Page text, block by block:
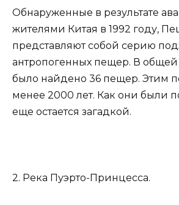
Обнаруженные в результате
жителями Китая в 1992 году,
представляют собой серию
антропогенных пещер. В общей
было найдено 36 пещер. Этим
менее 2000 лет. Как они были
еще остается загадкой.
2. Река Пуэрто-Принцесса.